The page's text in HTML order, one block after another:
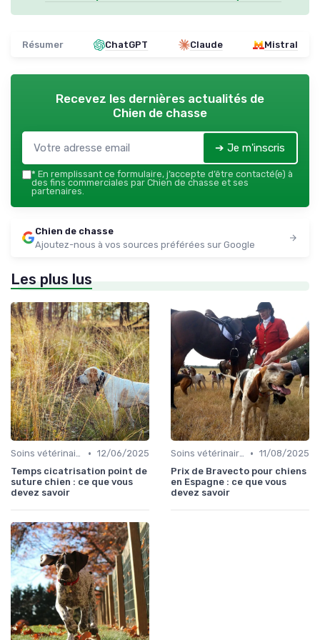
Résumer ChatGPT Claude Mistral
Recevez les dernières actualités de
Chien de chasse
➔ Je m'inscris
* En remplissant ce formulaire, j’accepte d’être contacté(e) à
des fins commerciales par Chien de chasse et ses
partenaires.
Chien de chasse
Ajoutez-nous à vos sources préférées sur Google
Les plus lus
Soins vétérinaires pour chiens de chasse • 12/06/2025
Temps cicatrisation point de
suture chien : ce que vous
devez savoir
Soins vétérinaires pour chiens de chasse • 11/08/2025
Prix de Bravecto pour chiens
en Espagne : ce que vous
devez savoir